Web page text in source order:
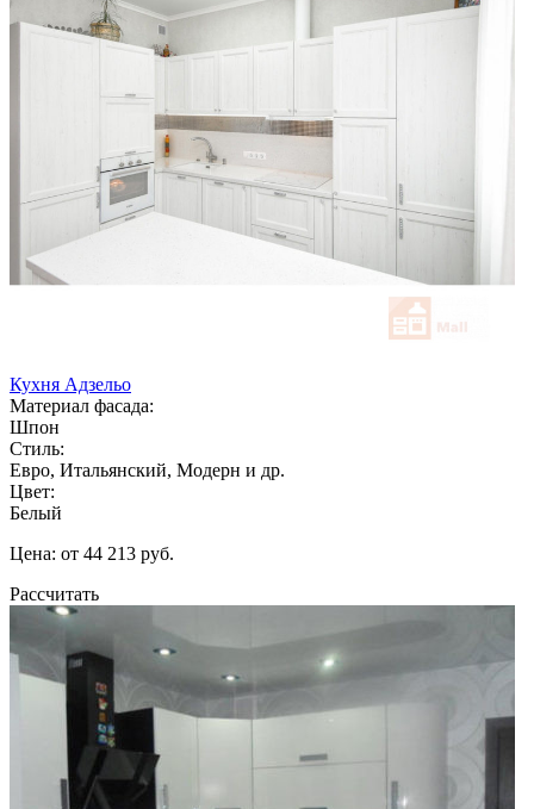
Кухня Адзельо
Материал фасада:
Шпон
Стиль:
Евро, Итальянский, Модерн и др.
Цвет:
Белый
Цена: от 44 213 руб.
Рассчитать